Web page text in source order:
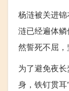
杨涟被关进
涟已经遍体
然誓死不屈
为了避免夜
身，铁钉贯耳